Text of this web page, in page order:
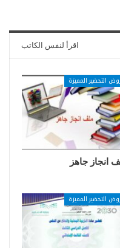
اقرأ لنفس الكاتب
التحضير المميزة
انجاز جاهز
التحضير المميزة